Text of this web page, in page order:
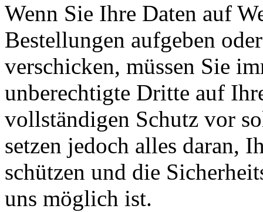
Wenn Sie Ihre Daten auf
Bestellungen aufgeben
verschicken, müssen Sie
unberechtigte Dritte auf
vollständigen Schutz vor
setzen jedoch alles daran,
schützen und die
uns möglich ist.